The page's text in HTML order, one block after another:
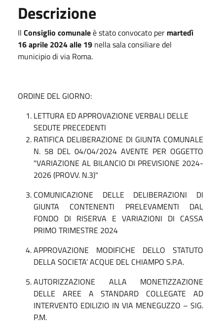
Descrizione
Il Consiglio comunaleè stato convocato per martedì
16 aprile 2024 alle 19 nella sala consiliare del
municipio di via Roma.
ORDINE DEL GIORNO:
LETTURA ED APPROVAZIONE VERBALI DELLE
SEDUTE PRECEDENTI
RATIFICA DELIBERAZIONE DI GIUNTA COMUNALE
N. 58 DEL 04/04/2024 AVENTE PER OGGETTO
"VARIAZIONE AL BILANCIO DI PREVISIONE 2024-
2026 (PROVV. N.3)"
COMUNICAZIONE DELLE DELIBERAZIONI DI
GIUNTA CONTENENTI PRELEVAMENTI DAL
FONDO DI RISERVA E VARIAZIONI DI CASSA
PRIMO TRIMESTRE 2024
APPROVAZIONE MODIFICHE DELLO STATUTO
DELLA SOCIETA’ ACQUE DEL CHIAMPO S.P.A.
AUTORIZZAZIONE ALLA MONETIZZAZIONE
DELLE AREE A STANDARD COLLEGATE AD
INTERVENTO EDILIZIO IN VIA MENEGUZZO – SIG.
P.M.